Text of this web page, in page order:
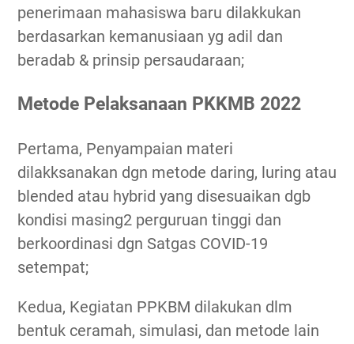
penerimaan mahasiswa baru dilakkukan
berdasarkan kemanusiaan yg adil dan
beradab & prinsip persaudaraan;
Metode Pelaksanaan PKKMB 2022
Pertama, Penyampaian materi
dilakksanakan dgn metode daring, luring atau
blended atau hybrid yang disesuaikan dgb
kondisi masing2 perguruan tinggi dan
berkoordinasi dgn Satgas COVID-19
setempat;
Kedua, Kegiatan PPKBM dilakukan dlm
bentuk ceramah, simulasi, dan metode lain